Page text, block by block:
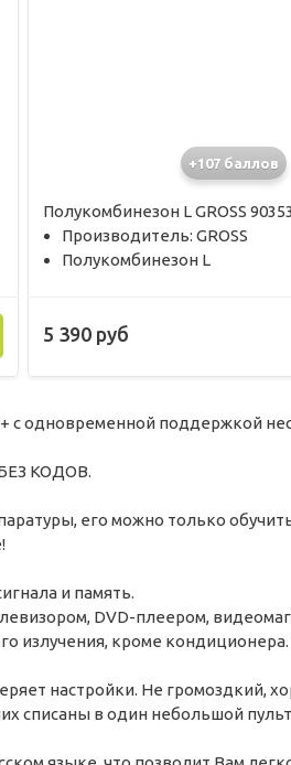
+107 баллов
Полукомбинезон L GROSS 90353
Производитель: GROSS
Полукомбинезон L
5 390 руб
с одновременной поддержкой
БЕЗ КОДОВ.
его можно только
и память.
DVD-плеером,
излучения, кроме
настройки. Не громоздкий,
списаны в один небольшой